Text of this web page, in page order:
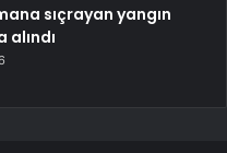
sıçrayan yangın